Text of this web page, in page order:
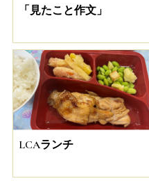
「見たこと作文」
LCAランチ